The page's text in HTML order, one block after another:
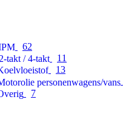
62
takt / 4-takt
11
13
personenwagens/vans
7